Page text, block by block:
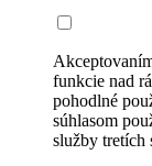
funkcie nad
pohodlné
súhlasom
služby tretích